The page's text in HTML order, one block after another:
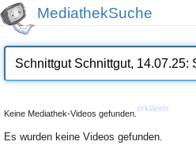
MediathekSuche
Keine Mediathek-Videos gefunden.
erklären
Es wurden keine Videos gefunden.